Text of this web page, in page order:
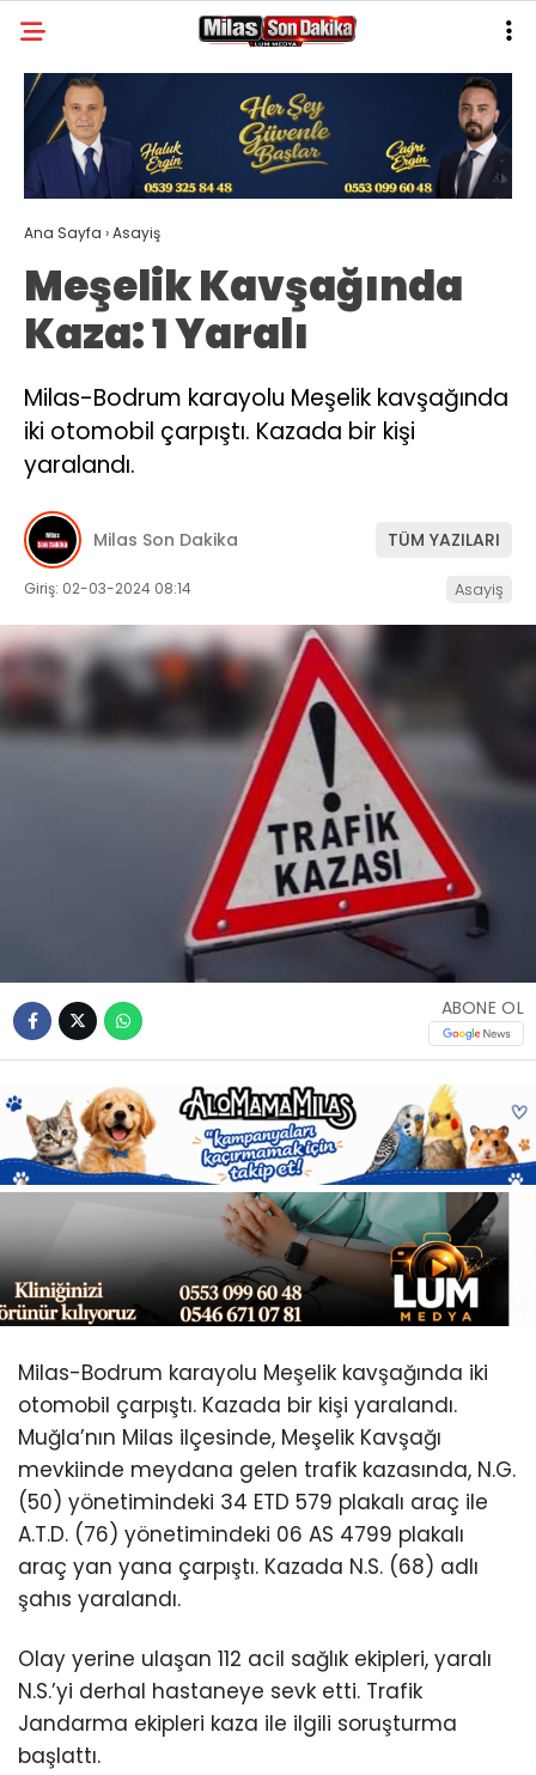
WhatsApp
İhbar Hattı
Facebook
Instagram
Youtube
31.9
GALERİ YAZARLAR
MILAS
MUĞLA’DAN
ASAYIŞ
GÜNDEM
EKONOMI
SPOR
GENEL
İLETIŞIM
KÜNYE
Ana Sayfa ›Asayiş
Meşelik Kavşağında
Kaza: 1 Yaralı
Milas-Bodrum karayolu Meşelik kavşağında
iki otomobil çarpıştı. Kazada bir kişi
yaralandı.
Milas Son Dakika TÜM YAZILARI
Giriş: 02-03-2024 08:14 Asayiş
ABONE OL
Milas-Bodrum karayolu Meşelik kavşağında iki
otomobil çarpıştı. Kazada bir kişi yaralandı.
Muğla’nın Milas ilçesinde, Meşelik Kavşağı
mevkiinde meydana gelen trafik kazasında, N.G.
(50) yönetimindeki 34 ETD 579 plakalı araç ile
A.T.D. (76) yönetimindeki 06 AS 4799 plakalı
araç yan yana çarpıştı. Kazada N.S. (68) adlı
şahıs yaralandı.
Olay yerine ulaşan 112 acil sağlık ekipleri, yaralı
N.S.’yi derhal hastaneye sevk etti. Trafik
Jandarma ekipleri kaza ile ilgili soruşturma
başlattı.